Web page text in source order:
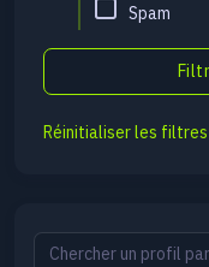
Spam
Réinitialiser les filtres